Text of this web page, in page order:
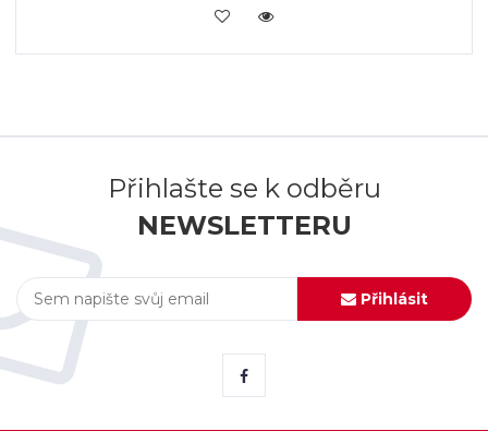
KOUPIT
Přihlašte se k odběru
NEWSLETTERU
Přihlásit